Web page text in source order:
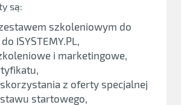
są:
szkoleniowym do
ISYSTEMY.PL,
i marketingowe,
z oferty specjalnej
startowego,